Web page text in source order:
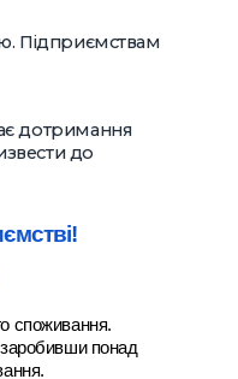
Підприємствам
дотримання
до
споживання.
заробивши понад